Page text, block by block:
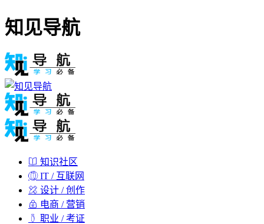
知见导航
知识社区
IT / 互联网
设计 / 创作
电商 / 营销
职业 / 考证